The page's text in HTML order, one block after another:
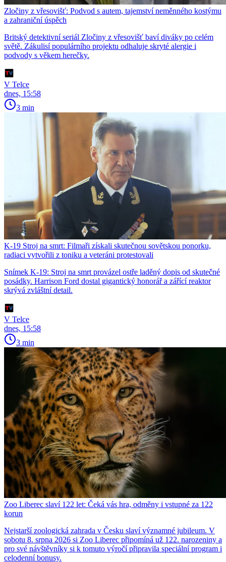
Zločiny z vřesovišť: Podvod s autem, tajemství neměnného kostýmu
a zahraniční úspěch
Britský detektivní seriál Zločiny z vřesovišť baví diváky po celém
světě. Zákulisí populárního projektu odhaluje skryté alergie i
podvody s věkem herečky.
V Telce
dnes, 15:58
3 min
K-19 Stroj na smrt: Filmaři získali skutečnou sovětskou ponorku,
radiaci vytvořili z toniku a veteráni protestovali
Snímek K-19: Stroj na smrt provázel ostře laděný dopis od skutečné
posádky. Harrison Ford dostal gigantický honorář a zářící reaktor
skrývá zvláštní detail.
V Telce
dnes, 15:58
3 min
Zoo Liberec slaví 122 let: Čeká vás hra, odměny i vstupné za 122
korun
Nejstarší zoologická zahrada v Česku slaví významné jubileum. V
sobotu 8. srpna 2026 si Zoo Liberec připomíná už 122. narozeniny a
pro své návštěvníky si k tomuto výročí připravila speciální program i
celodenní bonusy.